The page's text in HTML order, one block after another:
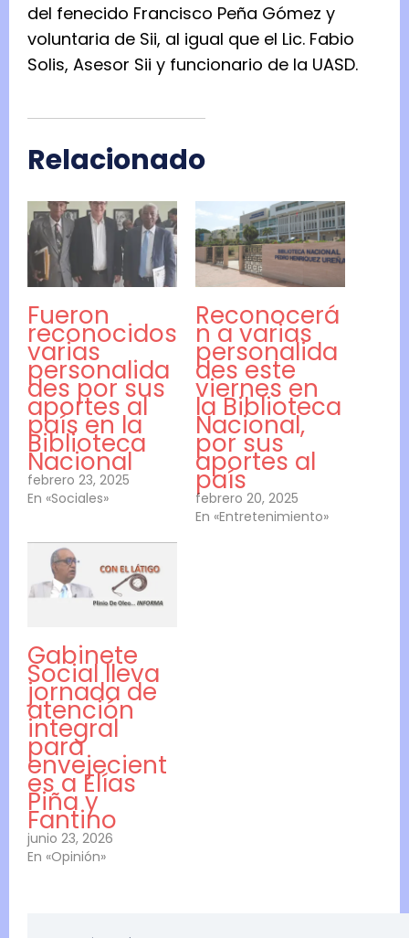
del fenecido Francisco Peña Gómez y
voluntaria de Sii, al igual que el Lic. Fabio
Solis, Asesor Sii y funcionario de la UASD.
Relacionado
Fueron
reconocidos
varias
personalida
des por sus
aportes al
país en la
Biblioteca
Nacional
febrero 23, 2025
En «Sociales»
Reconocerá
n a varias
personalida
des este
viernes en
la Biblioteca
Nacional,
por sus
aportes al
país
febrero 20, 2025
En «Entretenimiento»
Gabinete
Social lleva
jornada de
atención
integral
para
envejecient
es a Elías
Piña y
Fantino
junio 23, 2026
En «Opinión»